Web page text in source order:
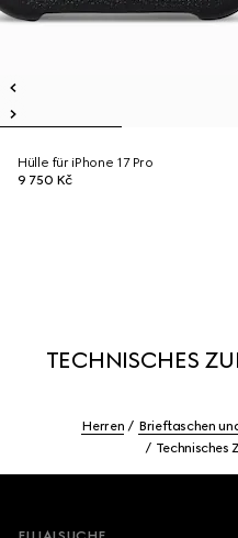
Hülle für iPhone 17 Pro
9 750 Kč
TECHNISCHES
Herren
Brieftaschen
Technisches